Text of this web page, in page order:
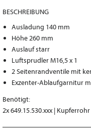
BESCHREIBUNG
Ausladung 140 mm
Höhe 260 mm
Auslauf starr
Luftsprudler M16,5 x 1
2 Seitenrandventile mit
Exzenter-Ablaufgarnitur
Benötigt:
2x 649.15.530.xxx |